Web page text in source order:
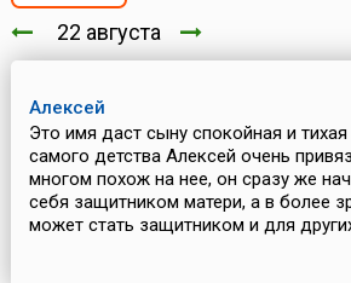
22 августа
Алексей
Это имя даст сыну спокойная и
самого детства Алексей очень
многом похож на нее, он сразу же
себя защитником матери, а в более
может стать защитником и для